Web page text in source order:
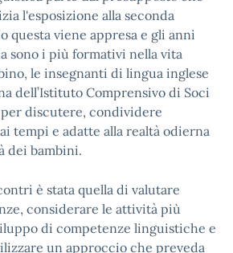
l'esposizione alla seconda
questa viene appresa e gli anni
sono i più formativi nella vita
le insegnanti di lingua inglese
dell’Istituto Comprensivo di Soci
discutere, condividere
tempi e adatte alla realtà odierna
dei bambini.
è stata quella di valutare
considerare le attività più
di competenze linguistiche e
un approccio che preveda